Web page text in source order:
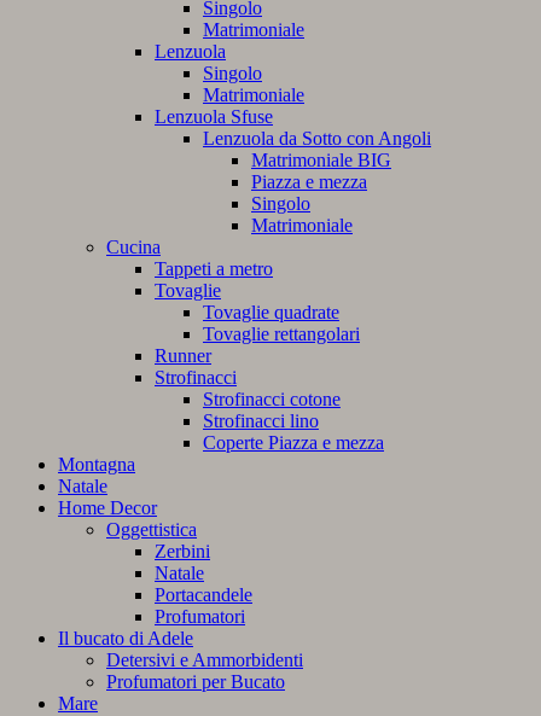
Singolo
Matrimoniale
Lenzuola
Singolo
Matrimoniale
Lenzuola Sfuse
Lenzuola da Sotto con Angoli
Matrimoniale BIG
Piazza e mezza
Singolo
Matrimoniale
Cucina
Tappeti a metro
Tovaglie
Tovaglie quadrate
Tovaglie rettangolari
Runner
Strofinacci
Strofinacci cotone
Strofinacci lino
Coperte Piazza e mezza
Montagna
Natale
Home Decor
Oggettistica
Zerbini
Natale
Portacandele
Profumatori
Il bucato di Adele
Detersivi e Ammorbidenti
Profumatori per Bucato
Mare